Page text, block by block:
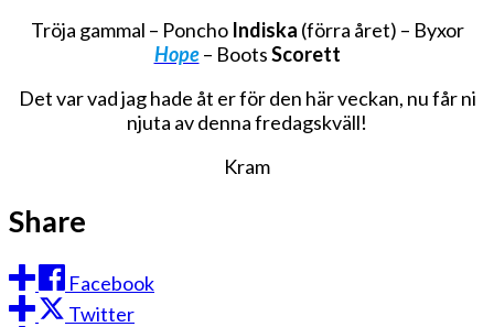
Tröja gammal – Poncho Indiska (förra året) – Byxor
Hope– BootsScorett
Det var vad jag hade åt er för den här veckan, nu får ni
njuta av denna fredagskväll!
Kram
Share
Facebook
Twitter